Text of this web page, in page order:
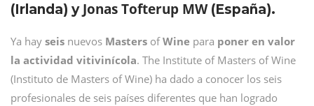
(Irlanda) y Jonas Tofterup MW(España).
Ya hay seis nuevos Masters ofWine para poner en valor
la actividad vitivinícola. The Institute of Masters of Wine
(Instituto de Masters of Wine) ha dado a conocer los seis
profesionales de seis países diferentes que han logrado